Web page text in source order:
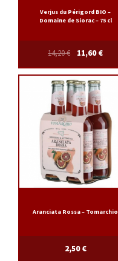
Vins rosés
Autres alcools
Boissons sans alcool
MATÉRIEL
ACTUALITÉS
MON COMPTE
Verjus du Périgord BIO –
Domaine de Siorac – 75 cl
14,20€ 11,60€
Aranciata Rossa – Tomarchio
2,50€